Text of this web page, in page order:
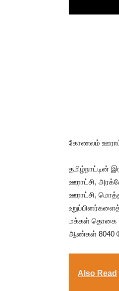
கோணலம்
தமிழ்நாட்டின்
ஊராட்சி,
ஊராட்சி,
மக்கள் தொகை
ஆண்கள் 8040
Also Read